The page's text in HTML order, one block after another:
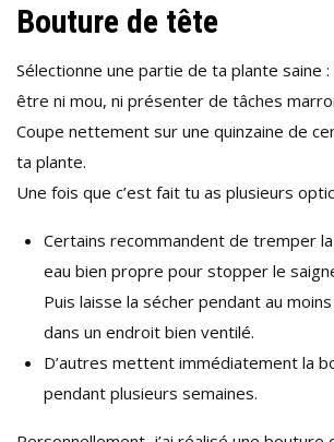
Bouture de tête
Sélectionne une partie de ta plante saine
être ni mou, ni présenter de tâches
Coupe nettement sur une quinzaine de
ta plante.
Une fois que c’est fait tu as plusieurs
Certains recommandent de tremper
eau bien propre pour stopper le
Puis laisse la sécher pendant au
dans un endroit bien ventilé.
D’autres mettent immédiatement la
pendant plusieurs semaines.